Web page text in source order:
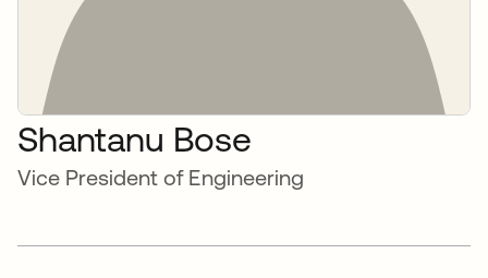
Shantanu Bose
Vice President of Engineering